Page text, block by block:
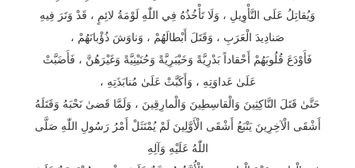
وَيُقاتِلُ عَلَى التَّأْوِيلِ ، وَلَا تَأْخُذُهُ فِي اللّٰهِ لَوْمَةُ لائِمٍ ، قَدْ وَتَرَ فِيهِ
صَنادِيدَ الْعَرَبِ ، وَقَتَلَ أَبْطالَهُمْ ، وَناوَشَ ذُؤْبانَهُمْ ،
فَأَوْدَعَ قُلُوبَهُمْ أَحْقاداً بَدْرِيَّةً وَخَيْبَرِيَّةً وَحُنَيْنِيَّةً وَغَيْرَهُنَّ ، فَأَضَبَّتْ
عَلَىٰ عَداوَتِهِ ، وَأَكَبَّتْ عَلَىٰ مُنابَذَتِهِ ،
حَتَّىٰ قَتَلَ النَّاكِثِينَ وَالْقاسِطِينَ وَالْمارِقِينَ ، وَلَمَّا قَضىٰ نَحْبَهُ وَقَتَلَهُ
أَشْقَى الْآخِرِينَ يَتْبَعُ أَشْقَى الْأَوَّلِينَ لَمْ يُمْتَثَلْ أَمْرُ رَسُولِ اللّٰهِ صَلَّى
اللّٰهُ عَلَيْهِ وَآلِهِ